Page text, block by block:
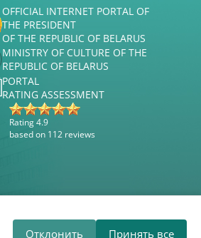
OFFICIAL INTERNET PORTAL OF
THE PRESIDENT
OF THE REPUBLIC OF BELARUS
MINISTRY OF CULTURE OF THE
REPUBLIC OF BELARUS
PORTAL
RATING ASSESSMENT
Rating 4.9
based on 112 reviews
Отклонить Принять все